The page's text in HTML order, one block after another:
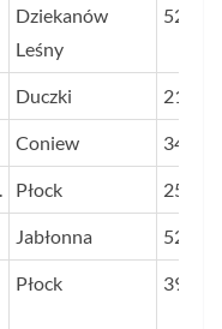
Dziekanów
Leśny
52
Duczki 21
Coniew 34
Płock 25
Jabłonna 52
Płock 39